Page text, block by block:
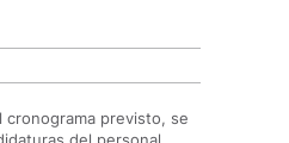
cronograma previsto, se